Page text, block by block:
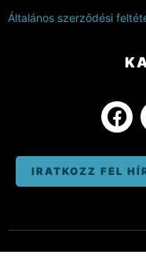
Általános szerződési
IRATKOZZ FEL